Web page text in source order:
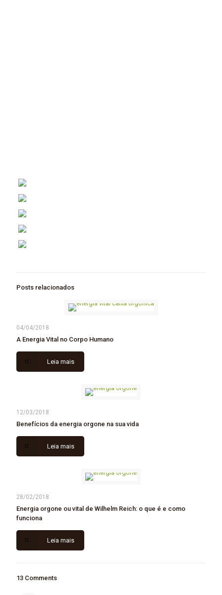
Posts relacionados
04/04/2018
A Energia Vital no Corpo Humano
Leia mais
12/03/2018
Benefícios da energia orgone na sua vida
Leia mais
28/02/2018
Energia orgone ou vital de Wilhelm Reich: o que é e como
funciona
Leia mais
13 Comments